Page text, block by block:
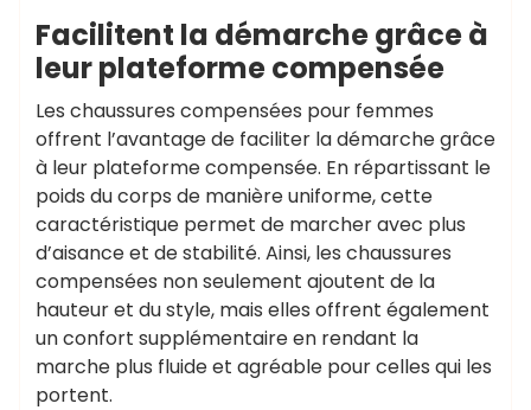
Facilitent la démarche grâce à
leur plateforme compensée
Les chaussures compensées pour femmes
offrent l’avantage de faciliter la démarche grâce
à leur plateforme compensée. En répartissant le
poids du corps de manière uniforme, cette
caractéristique permet de marcher avec plus
d’aisance et de stabilité. Ainsi, les chaussures
compensées non seulement ajoutent de la
hauteur et du style, mais elles offrent également
un confort supplémentaire en rendant la
marche plus fluide et agréable pour celles qui les
portent.